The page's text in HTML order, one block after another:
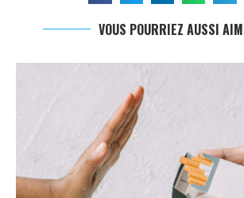
VOUS POURRIEZ AUSSI